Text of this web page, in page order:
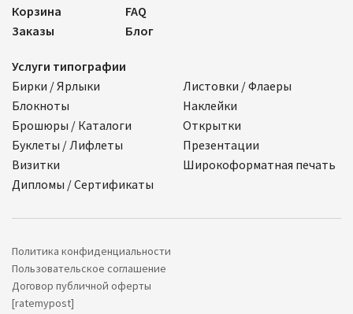
Корзина
Заказы
FAQ
Блог
Услуги типографии
Бирки / Ярлыки
Блокноты
Брошюры / Каталоги
Буклеты / Лифлеты
Визитки
Дипломы / Сертификаты
Листовки / Флаеры
Наклейки
Открытки
Презентации
Широкоформатная печать
Политика конфиденциальности
Пользовательское соглашение
Договор публичной оферты
[ratemypost]